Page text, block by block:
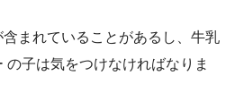
まれていることがあるし、牛乳
子は気をつけなければなりま